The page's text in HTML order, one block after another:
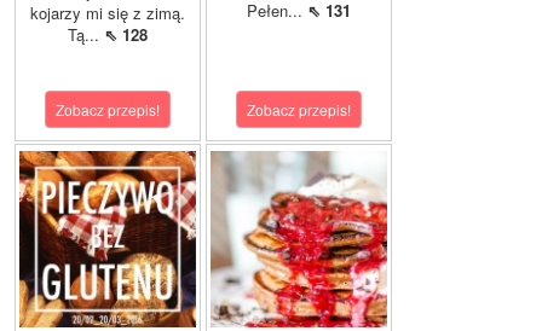
kojarzy mi się z zimą.
Tą... ⇖ 128
Zobacz przepis!
Pełen... ⇖ 131
Zobacz przepis!